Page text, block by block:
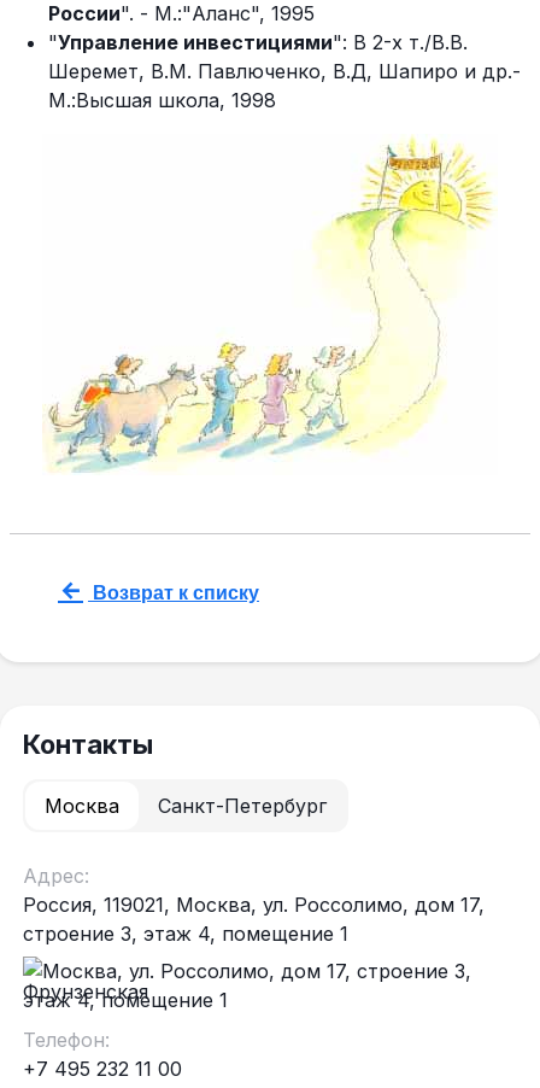
России". - М.:"Аланс", 1995
"Управление инвестициями": В 2-х т./В.В.
Шеремет, В.М. Павлюченко, В.Д, Шапиро и др.-
М.:Высшая школа, 1998
Возврат к списку
Контакты
Москва Санкт-Петербург
Адрес:
Россия, 119021, Москва, ул. Россолимо, дом 17,
строение 3, этаж 4, помещение 1
Фрунзенская
Телефон:
+7 495 232 11 00